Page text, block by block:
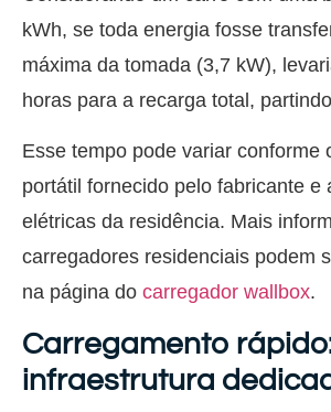
kWh, se toda energia fosse
máxima da tomada (3,7 kW),
horas para a recarga total,
Esse tempo pode variar conforme
portátil fornecido pelo fabricante e
elétricas da residência. Mais
carregadores residenciais podem
na página do carregador wallbox.
Carregamento
infraestrutura